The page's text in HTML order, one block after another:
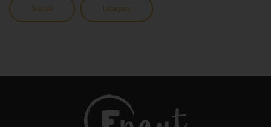
Social Usagers